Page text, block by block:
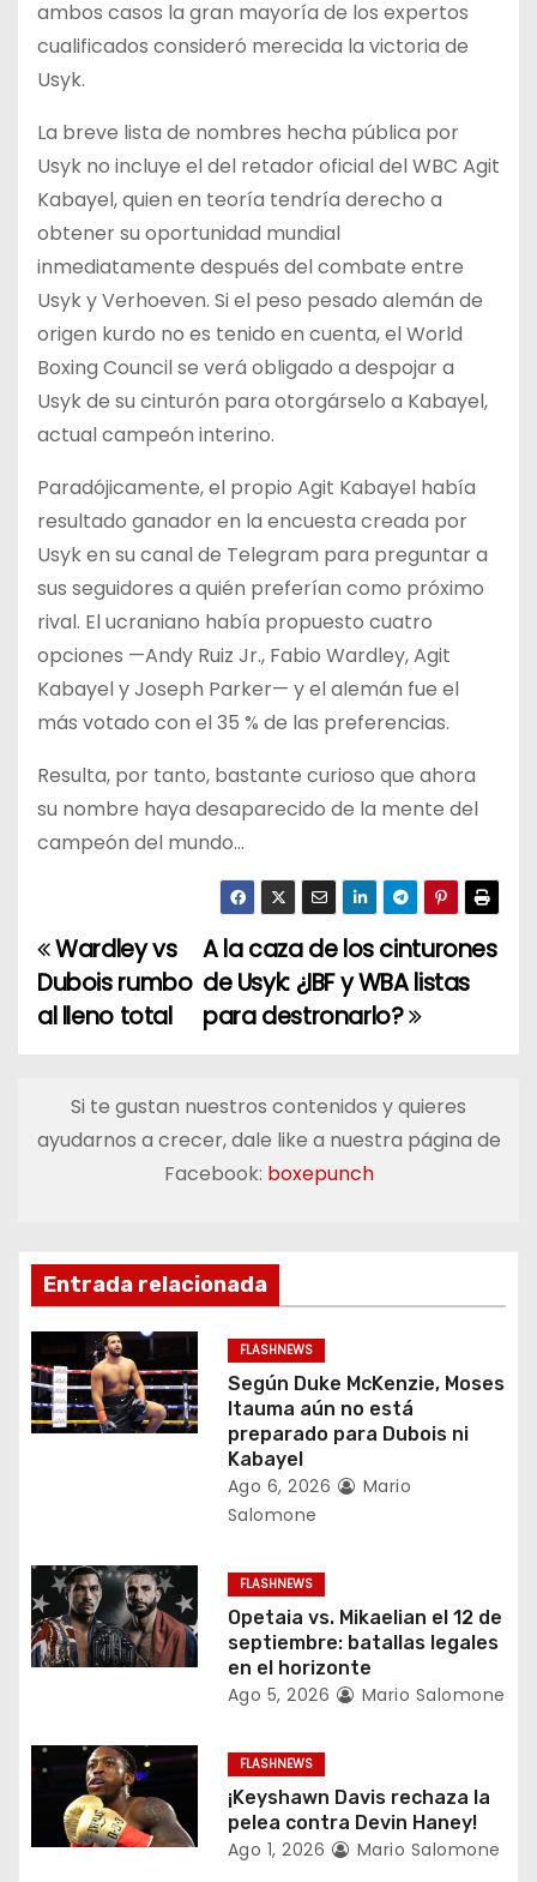
ambos casos la gran mayoría de los expertos
cualificados consideró merecida la victoria de
Usyk.
La breve lista de nombres hecha pública por
Usyk no incluye el del retador oficial del WBC Agit
Kabayel, quien en teoría tendría derecho a
obtener su oportunidad mundial
inmediatamente después del combate entre
Usyk y Verhoeven. Si el peso pesado alemán de
origen kurdo no es tenido en cuenta, el World
Boxing Council se verá obligado a despojar a
Usyk de su cinturón para otorgárselo a Kabayel,
actual campeón interino.
Paradójicamente, el propio Agit Kabayel había
resultado ganador en la encuesta creada por
Usyk en su canal de Telegram para preguntar a
sus seguidores a quién preferían como próximo
rival. El ucraniano había propuesto cuatro
opciones —Andy Ruiz Jr., Fabio Wardley, Agit
Kabayel y Joseph Parker— y el alemán fue el
más votado con el 35 % de las preferencias.
Resulta, por tanto, bastante curioso que ahora
su nombre haya desaparecido de la mente del
campeón del mundo…
N
a
g
c
i
ó
n
e
n
t
a
A la caza de los cinturones
de Usyk: ¿IBF y WBA listas
para destronarlo?
Wardley vs
Dubois rumbo
al lleno total
Si te gustan nuestros contenidos y quieres
ayudarnos a crecer, dale like a nuestra página de
Facebook: boxepunch
Entrada relacionada
FLASHNEWS
Según Duke McKenzie, Moses
Itauma aún no está
preparado para Dubois ni
Kabayel
Ago 6, 2026
Mario
Salomone
FLASHNEWS
Opetaia vs. Mikaelian el 12 de
septiembre: batallas legales
en el horizonte
Ago 5, 2026 Mario Salomone
FLASHNEWS
¡Keyshawn Davis rechaza la
pelea contra Devin Haney!
Ago 1, 2026 Mario Salomone